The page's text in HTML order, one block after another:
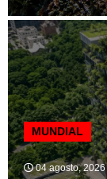
MUNDIAL
04 agosto, 2026